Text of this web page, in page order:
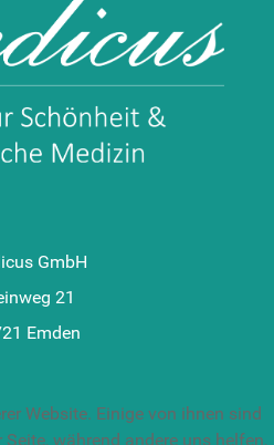
GmbH
21
Emden
Website. Einige von ihnen sind
während andere uns helfen,